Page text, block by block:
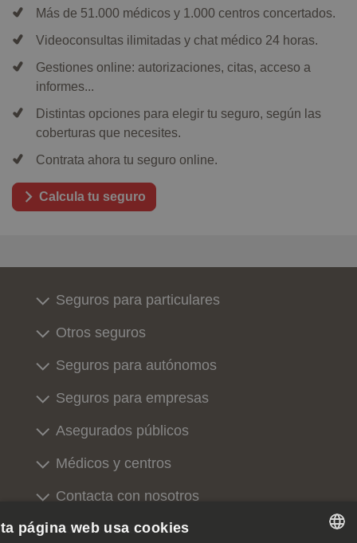
Más de 51.000 médicos y 1.000 centros concertados.
Videoconsultas ilimitadas y chat médico 24 horas.
Gestiones online: autorizaciones, citas, acceso a
informes...
Distintas opciones para elegir tu seguro, según las
coberturas que necesites.
Contrata ahora tu seguro online.
Calcula tu seguro
Seguros para particulares
Otros seguros
Seguros para autónomos
Seguros para empresas
Asegurados públicos
Médicos y centros
Contacta con nosotros
Sobre nosotros
página web usa cookies